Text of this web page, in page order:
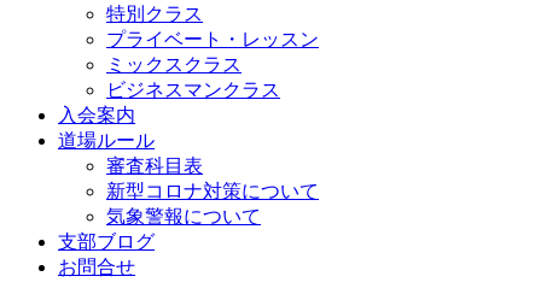
特別クラス
プライベート・レッスン
ミックスクラス
ビジネスマンクラス
入会案内
道場ルール
審査科目表
新型コロナ対策について
気象警報について
支部ブログ
お問合せ